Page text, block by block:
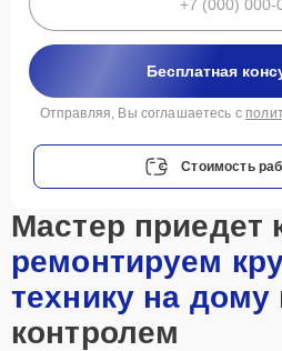
Бесплатная
Отправляя, Вы соглашаетесь с
Стоимость
Мастер приедет
ремонтируем
технику на дому
контролем